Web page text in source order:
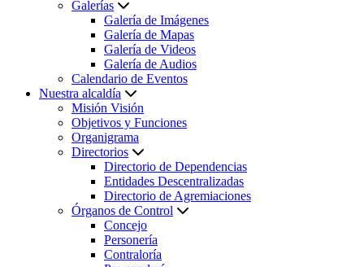
Galerías
Galería de Imágenes
Galería de Mapas
Galería de Videos
Galería de Audios
Calendario de Eventos
Nuestra alcaldía
Misión Visión
Objetivos y Funciones
Organigrama
Directorios
Directorio de Dependencias
Entidades Descentralizadas
Directorio de Agremiaciones
Órganos de Control
Concejo
Personería
Contraloría